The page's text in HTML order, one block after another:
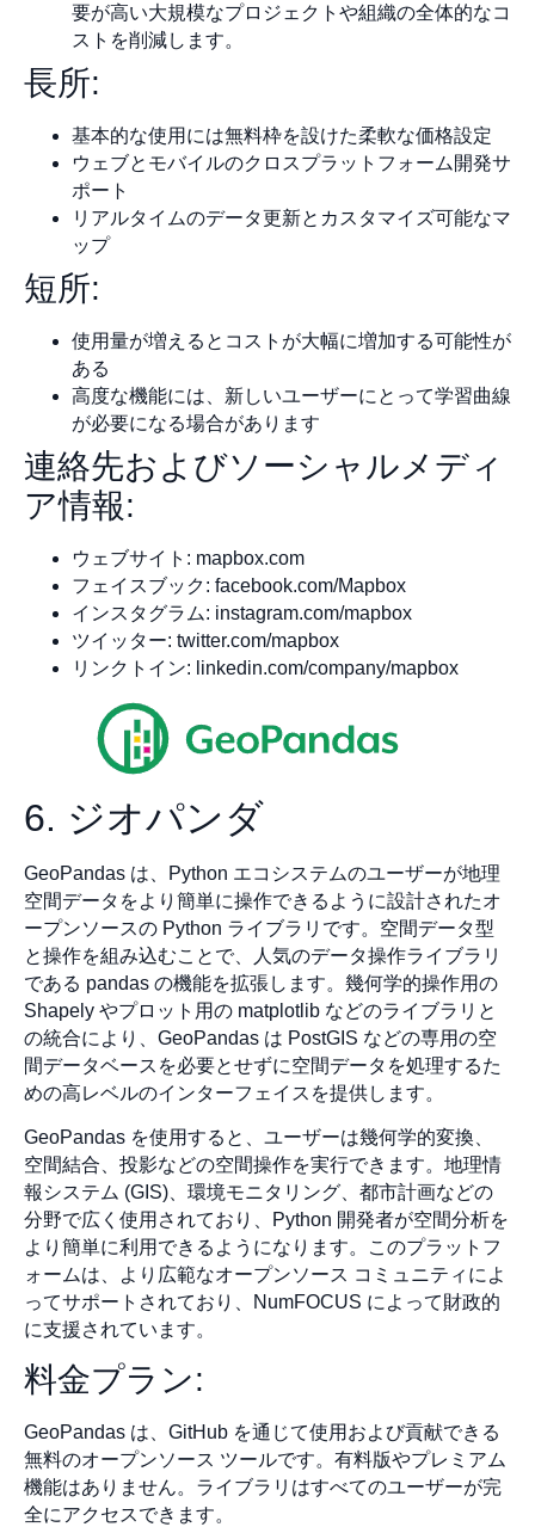
要が高い大規模なプロジェクトや組織の全体的なコ
ストを削減します。
長所:
基本的な使用には無料枠を設けた柔軟な価格設定
ウェブとモバイルのクロスプラットフォーム開発サ
ポート
リアルタイムのデータ更新とカスタマイズ可能なマ
ップ
短所:
使用量が増えるとコストが大幅に増加する可能性が
ある
高度な機能には、新しいユーザーにとって学習曲線
が必要になる場合があります
連絡先およびソーシャルメディ
ア情報:
ウェブサイト: mapbox.com
フェイスブック: facebook.com/Mapbox
インスタグラム: instagram.com/mapbox
ツイッター: twitter.com/mapbox
リンクトイン: linkedin.com/company/mapbox
6. ジオパンダ
GeoPandas は、Python エコシステムのユーザーが地理
空間データをより簡単に操作できるように設計されたオ
ープンソースの Python ライブラリです。空間データ型
と操作を組み込むことで、人気のデータ操作ライブラリ
である pandas の機能を拡張します。幾何学的操作用の
Shapely やプロット用の matplotlib などのライブラリと
の統合により、GeoPandas は PostGIS などの専用の空
間データベースを必要とせずに空間データを処理するた
めの高レベルのインターフェイスを提供します。
GeoPandas を使用すると、ユーザーは幾何学的変換、
空間結合、投影などの空間操作を実行できます。地理情
報システム (GIS)、環境モニタリング、都市計画などの
分野で広く使用されており、Python 開発者が空間分析を
より簡単に利用できるようになります。このプラットフ
ォームは、より広範なオープンソース コミュニティによ
ってサポートされており、NumFOCUS によって財政的
に支援されています。
料金プラン:
GeoPandas は、GitHub を通じて使用および貢献できる
無料のオープンソース ツールです。有料版やプレミアム
機能はありません。ライブラリはすべてのユーザーが完
全にアクセスできます。